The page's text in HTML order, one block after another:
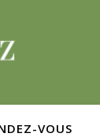
VOUS